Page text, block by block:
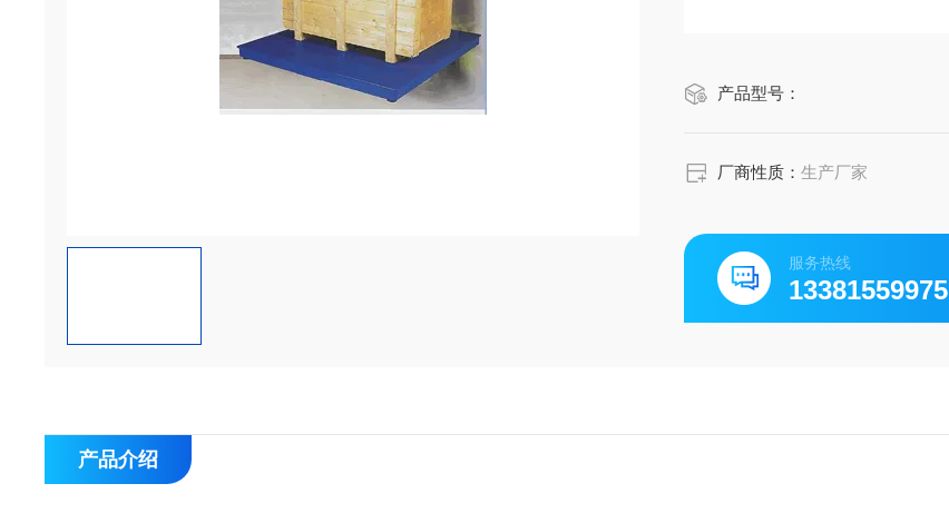
产品型号：
厂商性质：生产厂家
服务热线
13381559975
产品介绍